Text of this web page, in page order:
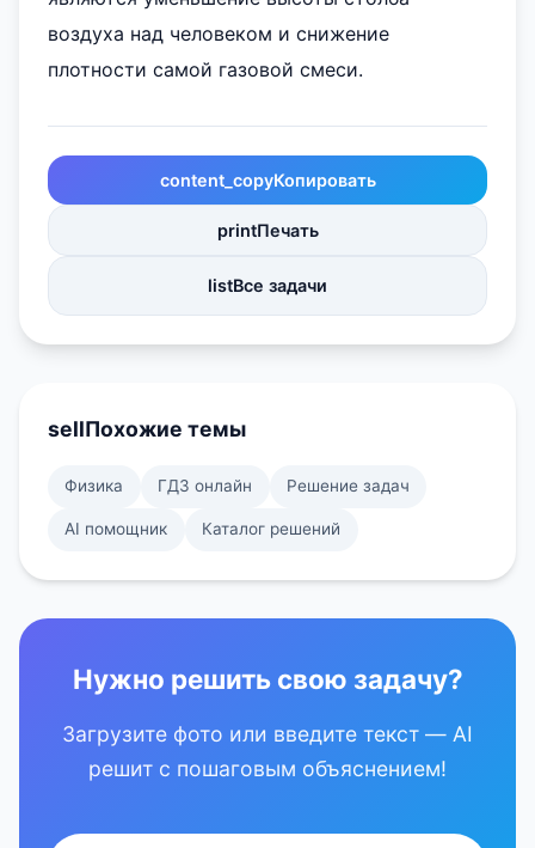
воздуха над человеком и снижение
плотности самой газовой смеси.
content_copyКопировать
printПечать
listВсе задачи
sellПохожие темы
Физика ГДЗ онлайн Решение задач
AI помощник Каталог решений
Нужно решить свою задачу?
Загрузите фото или введите текст — AI
решит с пошаговым объяснением!